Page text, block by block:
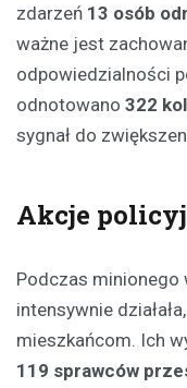
zdarzeń 13 osób
ważne jest
odpowiedzialności
odnotowano 322
sygnał do
Akcje
Podczas minionego
intensywnie
mieszkańcom. Ich
119 sprawców